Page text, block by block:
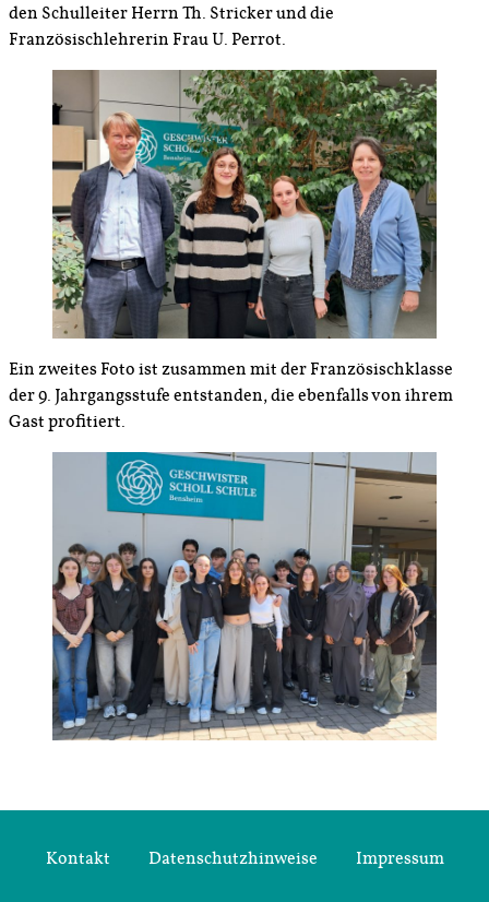
den Schulleiter Herrn Th. Stricker und die
Französischlehrerin Frau U. Perrot.
Ein zweites Foto ist zusammen mit der Französischklasse
der 9. Jahrgangsstufe entstanden, die ebenfalls von ihrem
Gast profitiert.
Kontakt Datenschutzhinweise Impressum